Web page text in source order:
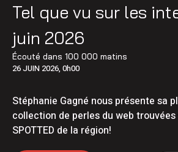
Tel que vu sur les
juin 2026
Écouté dans 100 000 matins
26 JUIN 2026, 0h00
Stéphanie Gagné nous présente sa
collection de perles du web
SPOTTED de la région!